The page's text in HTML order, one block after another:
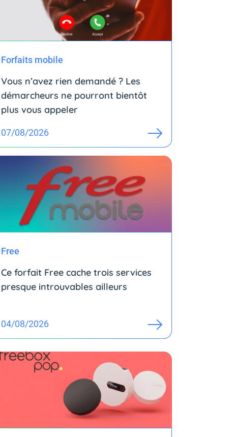
Forfaits mobile
Vous n’avez rien demandé ? Les
démarcheurs ne pourront bientôt
plus vous appeler
07/08/2026
Free
Ce forfait Free cache trois services
presque introuvables ailleurs
04/08/2026